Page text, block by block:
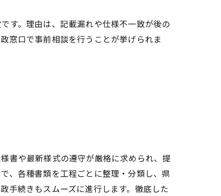
す。理由は、記載漏れや仕様不一致が後の
窓口で事前相談を行うことが挙げられま
書や最新様式の遵守が厳格に求められ、提
、各種書類を工程ごとに整理・分類し、県
手続きもスムーズに進行します。徹底した